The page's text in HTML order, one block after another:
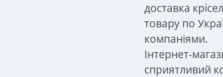
доставка
товару по
компаніями.
Інтернет-
сприятливий